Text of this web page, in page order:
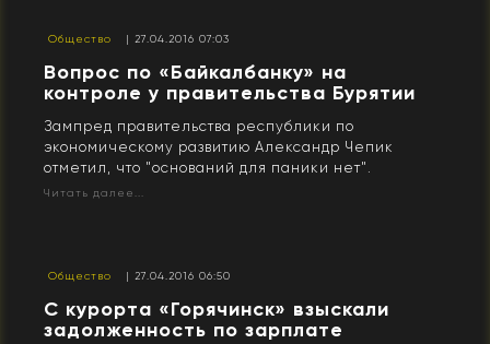
Общество | 27.04.2016 07:03
Вопрос по «Байкалбанку» на
контроле у правительства Бурятии
Зампред правительства республики по
экономическому развитию Александр Чепик
отметил, что "оснований для паники нет".
Читать далее...
Общество | 27.04.2016 06:50
С курорта «Горячинск» взыскали
задолженность по зарплате